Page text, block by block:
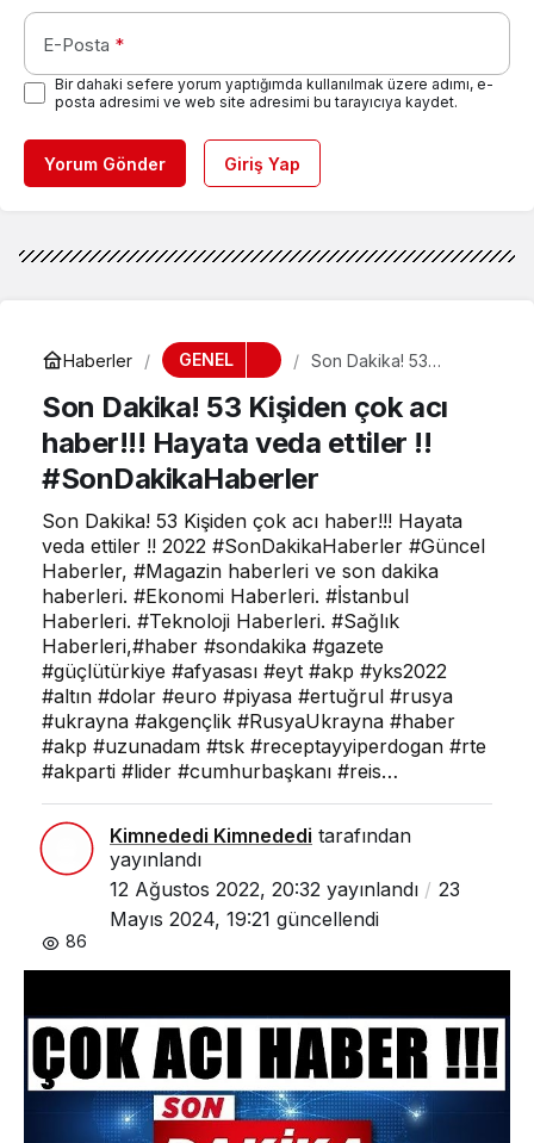
E-Posta *
Bir dahaki sefere yorum yaptığımda kullanılmak üzere adımı, e-
posta adresimi ve web site adresimi bu tarayıcıya kaydet.
Yorum Gönder Giriş Yap
Haberler GENEL
Son Dakika! 53
haber!!! Hayata veda
ettiler !!
#SonDakikaHaberler
Son Dakika! 53 Kişiden çok acı
haber!!! Hayata veda ettiler !!
#SonDakikaHaberler
Son Dakika! 53 Kişiden çok acı haber!!! Hayata
veda ettiler !! 2022 #SonDakikaHaberler #Güncel
Haberler, #Magazin haberleri ve son dakika
haberleri. #Ekonomi Haberleri. #İstanbul
Haberleri. #Teknoloji Haberleri. #Sağlık
Haberleri,#haber #sondakika #gazete
#güçlütürkiye #afyasası #eyt #akp #yks2022
#altın #dolar #euro #piyasa #ertuğrul #rusya
#ukrayna #akgençlik #RusyaUkrayna #haber
#akp #uzunadam #tsk #receptayyiperdogan #rte
#akparti #lider #cumhurbaşkanı #reis…
Kimnededi Kimnededi tarafından
yayınlandı
12 Ağustos 2022, 20:32 yayınlandı
23
Mayıs 2024, 19:21 güncellendi
86